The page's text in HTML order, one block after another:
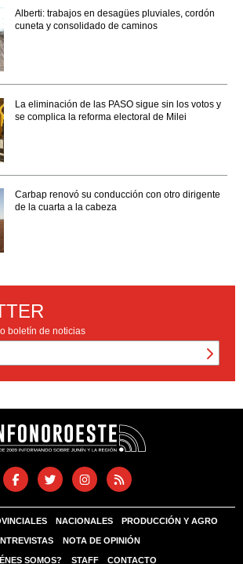
Alberti: trabajos en desagües pluviales, cordón
cuneta y consolidado de caminos
La eliminación de las PASO sigue sin los votos y
se complica la reforma electoral de Milei
Carbap renovó su conducción con otro dirigente
de la cuarta a la cabeza
boletín de noticias
NACIONALES PRODUCCIÓN Y AGRO
NOTA DE OPINIÓN
SOMOS? STAFF CONTACTO